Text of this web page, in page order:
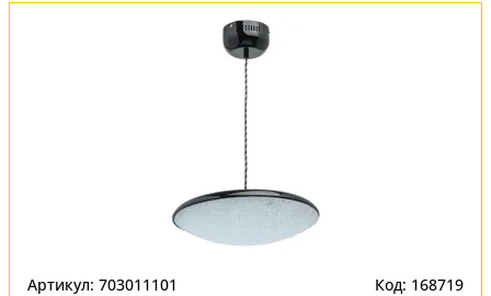
Артикул: 703011101 Код: 168719